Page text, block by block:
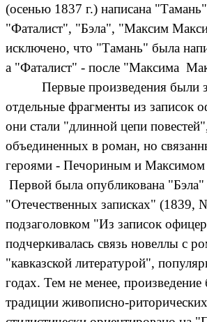
(осенью 1837 г.) написана
"Фаталист", "Бэла", "Максим
исключено, что "Тамань" была
а "Фаталист" - после "Максима
Первые произведения были
отдельные фрагменты из записок
они стали "длинной цепи
объединенных в роман, но
героями - Печориным и
Первой была опубликована "Бэла"
"Отечественных записках" (1839,
подзаголовком "Из записок
подчеркивалась связь новеллы с
"кавказской литературой",
годах. Тем не менее,
традиции живописно-